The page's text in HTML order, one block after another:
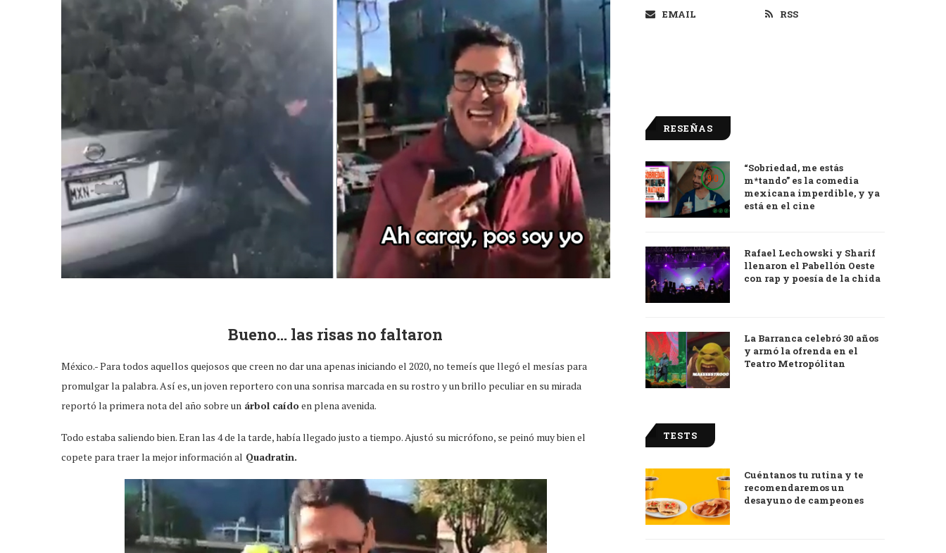
Bueno… las risas no faltaron
México.- Para todos aquellos quejosos que creen no dar una apenas iniciando el 2020, no temeís que llegó el mesías para
promulgar la palabra. Así es, un joven reportero con una sonrisa marcada en su rostro y un brillo peculiar en su mirada
reportó la primera nota del año sobre un árbol caídoen plena avenida.
Todo estaba saliendo bien. Eran las 4 de la tarde, había llegado justo a tiempo. Ajustó su micrófono, se peinó muy bien el
copete para traer la mejor información al Quadratin.
EMAIL
RSS
RESEÑAS
9.0
“Sobriedad, me estás
m*tando” es la comedia
mexicana imperdible, y ya
está en el cine
Rafael Lechowski y Sharif
llenaron el Pabellón Oeste
con rap y poesía de la chida
La Barranca celebró 30 años
y armó la ofrenda en el
Teatro Metropólitan
TESTS
Cuéntanos tu rutina y te
recomendaremos un
desayuno de campeones